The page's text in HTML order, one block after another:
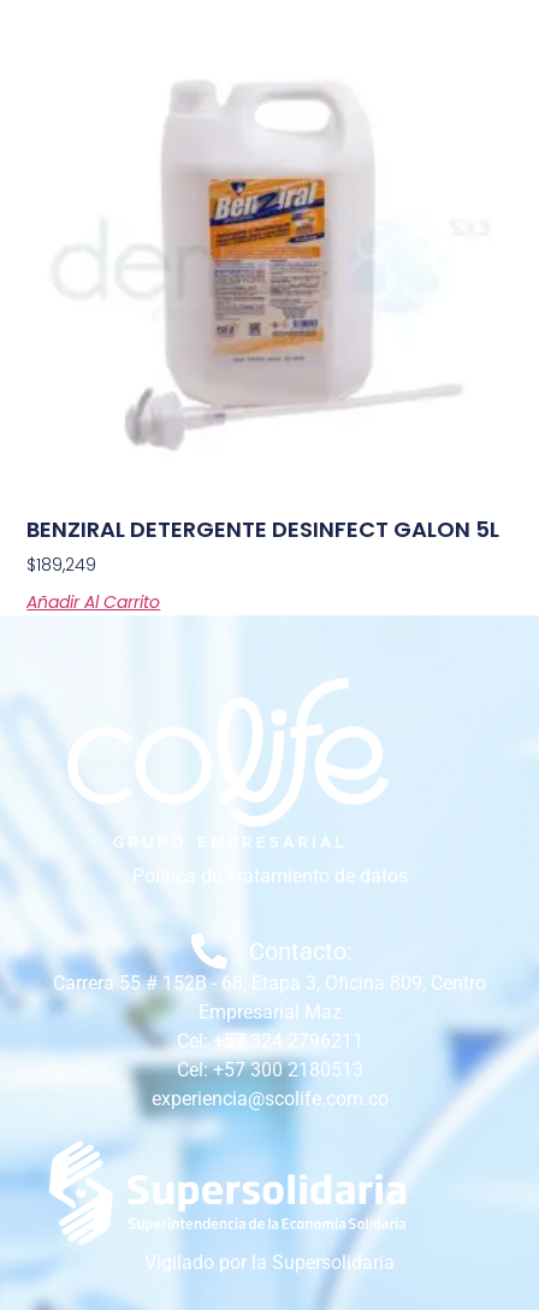
BENZIRAL DETERGENTE DESINFECT GALON 5L
$189,249
Añadir Al Carrito
Política de Tratamiento de datos
Contacto:
Carrera 55 # 152B - 68, Etapa 3, Oficina 809, Centro
Empresarial Maz
Cel: +57 324 2796211
Cel: +57 300 2180513
experiencia@scolife.com.co
Vigilado por la Supersolidaria